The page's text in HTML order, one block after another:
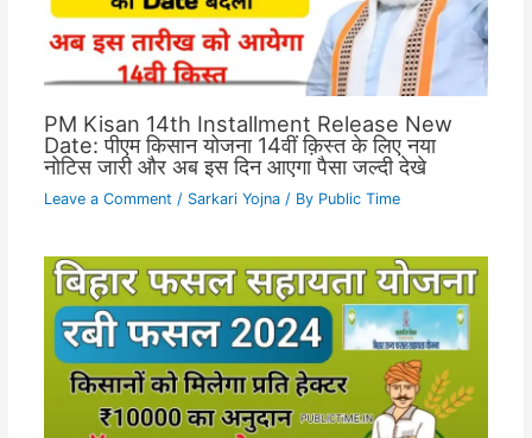
PM Kisan 14th Installment Release New
Date: पीएम किसान योजना 14वीं क़िस्त के लिए नया
नोटिस जारी और अब इस दिन आएगा पैसा जल्दी देखे
Leave a Comment / Sarkari Yojna/ By Public Time